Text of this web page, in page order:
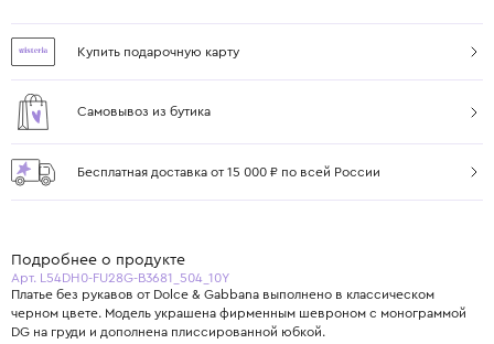
Купить подарочную карту
Самовывоз из бутика
Бесплатная доставка от 15 000 ₽ по всей России
Подробнее о продукте
Арт. L54DH0-FU28G-B3681_504_10Y
Платье без рукавов от Dolce & Gabbana выполнено в классическом
черном цвете. Модель украшена фирменным шевроном с монограммой
DG на груди и дополнена плиссированной юбкой.